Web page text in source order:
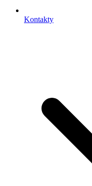
Kontakty